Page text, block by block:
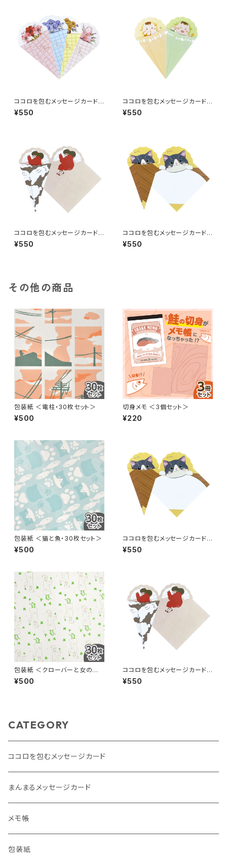
ココロを包むメッセージカード
＜花束・5枚セット＞
¥550
ココロを包むメッセージカード
＜赤ちゃん・5枚セット＞
¥550
ココロを包むメッセージカード
＜女の子と猫・5枚セット＞
¥550
ココロを包むメッセージカード
＜猫・5枚セット＞
¥550
その他の商品
包装紙 ＜電柱・30枚セット＞
¥500
切身メモ ＜3個セット＞
¥220
包装紙 ＜猫と魚・30枚セット＞
¥500
ココロを包むメッセージカード
＜猫・5枚セット＞
¥550
包装紙 ＜クローバーと女の子・
30枚セット＞
¥500
ココロを包むメッセージカード
＜女の子と猫・5枚セット＞
¥550
CATEGORY
ココロを包むメッセージカード
まんまるメッセージカード
メモ帳
包装紙